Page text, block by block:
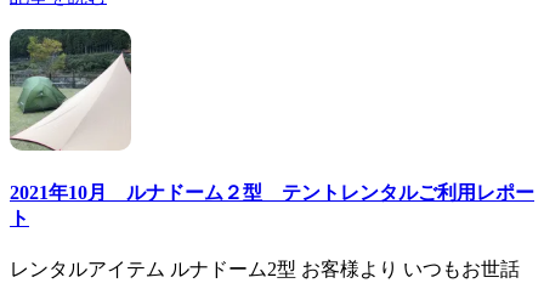
2021年10月 ルナドーム２型 テントレンタルご利用レポー
ト
レンタルアイテム ルナドーム2型 お客様より いつもお世話